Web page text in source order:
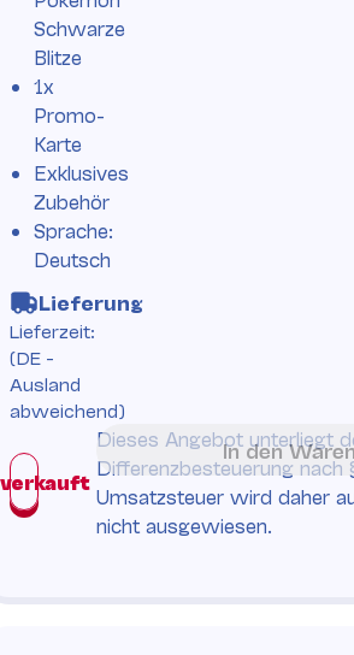
Schwarze
Blitze
1x
Promo-
Karte
Exklusives
Zubehör
Sprache:
Deutsch
In den
Lieferung
Lieferzeit:
(DE -
Ausland
abweichend)
Dieses Angebot unterliegt
Differenzbesteuerung nach
Umsatzsteuer wird daher
nicht ausgewiesen.